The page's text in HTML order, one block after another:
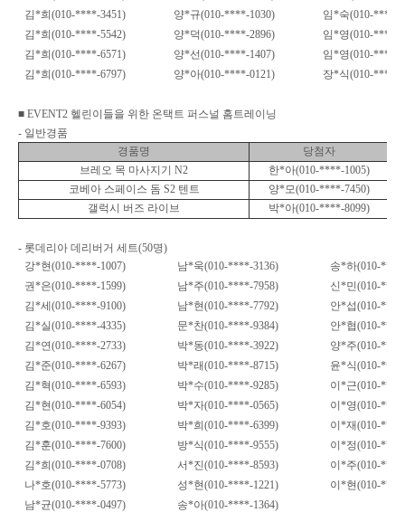
김*희 (010-****-3451) 양*규(010-****-1030) 임*숙(010-****-
김*희 (010-****-5542) 양*덕(010-****-2896) 임*영(010-****-
김*희 (010-****-6571) 양*선(010-****-1407) 임*영(010-****-
김*희 (010-****-6797) 양*아(010-****-0121) 장*식(010-****-
■ EVENT2 헬린이들을 위한 온택트 퍼스널 홈트레이닝
- 일반경품
경품명
당첨자
브레오 목 마사지기 N2 한*아(010-****-1005)
코베아 스페이스 돔 S2 텐트 양*모(010-****-7450)
갤럭시 버즈 라이브
박*아(010-****-8099)
- 롯데리아 데리버거 세트(50명)
강*현(010-****-1007) 남*욱(010-****-3136) 송*하(010-
권*은(010-****-1599) 남*주(010-****-7958) 신*민(010-
김*세 (010-****-9100) 남*현(010-****-7792) 안*섭(010-
김*실(010-****-4335) 문*찬(010-****-9384) 안*협(010-
김*연(010-****-2733) 박*동(010-****-3922) 양*주(010-
김*준(010-****-6267) 박*래(010-****-8715) 윤*식(010-
김*혁(010-****-6593) 박*수(010-****-9285) 이 *근(010-
김*현(010-****-6054) 박*자(010-****-0565) 이 *영(010-
김*호(010-****-9393) 박*희 (010-****-6399) 이 *재(010-
김*훈(010-****-7600) 방*식(010-****-9555) 이 *정(010-
김*희 (010-****-0708) 서*진(010-****-8593) 이 *주(010-
나*호(010-****-5773) 성*현(010-****-1221) 이 *현(010-
남*균(010-****-0497) 송*아(010-****-1364)